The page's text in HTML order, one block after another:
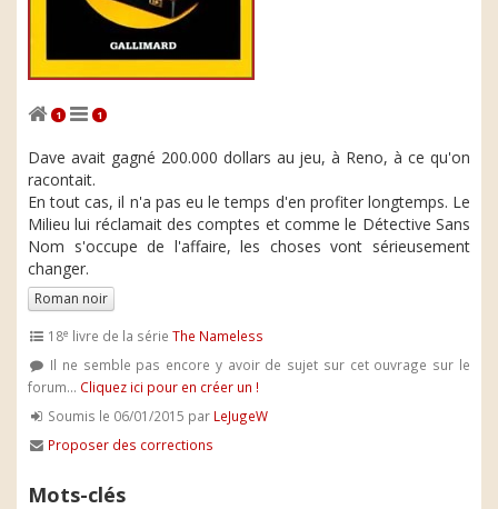
1 1
Dave avait gagné 200.000 dollars au jeu, à Reno, à ce qu'on
racontait.
En tout cas, il n'a pas eu le temps d'en profiter longtemps. Le
Milieu lui réclamait des comptes et comme le Détective Sans
Nom s'occupe de l'affaire, les choses vont sérieusement
changer.
Roman noir
18e livre de la sérieThe Nameless
Il ne semble pas encore y avoir de sujet sur cet ouvrage sur le
forum... Cliquez ici pour en créer un !
Soumis le 06/01/2015 par LeJugeW
Proposer des corrections
Mots-clés